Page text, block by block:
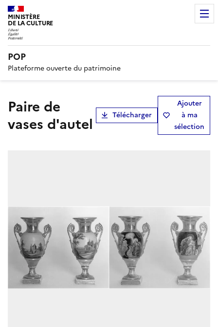
MINISTÈRE
DE LA CULTURE
POP
Plateforme ouverte du patrimoine
paire de
vases d'autel
Télécharger
Ajouter
à ma
sélection